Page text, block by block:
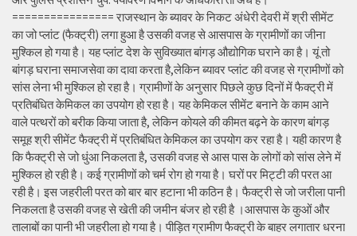
================ राजस्थान के ब्यावर के निकट अंधेरी देवरी में श्री सीमेंट
का जो प्लांट (फैक्ट्री) लगा हुआ है उसकी वजह से आसपास के ग्रामीणों का जीना
मुश्किल हो गया है। यह प्लांट देश के सुविख्यात बांगड़ औद्योगिक घराने का है। यूं तो
बांगड़ घराना समाजसेवा का दावा करता है,लेकिन ब्यावर प्लांट की वजह से ग्रामीणों को
सांस लेना भी मुश्किल हो रहा है। ग्रामीणों के अनुसार पिछले कुछ दिनों में फैक्ट्री में
प्रतिबंधित केमिकल का उपयोग हो रहा है। यह केमिकल सीमेंट बनाने के काम आने
वाले पत्थरों को बरीक किया जाता है, लेकिन कोयले की कीमत बढ़ने के कारण बांगड़
समूह श्री सीमेंट फैक्ट्री में प्रतिबंधित केमिकल का उपयोग कर रहा है। यही कारण है
कि फैक्ट्री से जो धुंआ निकलता है, उसकी वजह से आस पास के लोगों को सांस लेने में
मुश्किल हो रही है। कई ग्रामीणों को चर्म रोग हो गया है। घरों पर मिट्टी की परत आ
रही है। इस जहरीली परत को बार बार हटाना भी कठिन है। फैक्ट्री से जो जरीला पानी
निकलता है उसकी वजह से खेती की जमीन बंजर हो रही है ।आसपास के कुओं और
तालाबों का पानी भी जहरीला हो गया है। पीड़ित ग्रामीण फैक्ट्री के बाहर लगातार धरना